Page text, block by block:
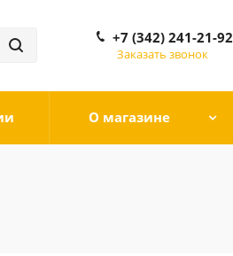
+7 (342) 241-21-92
Заказать звонок
О магазине